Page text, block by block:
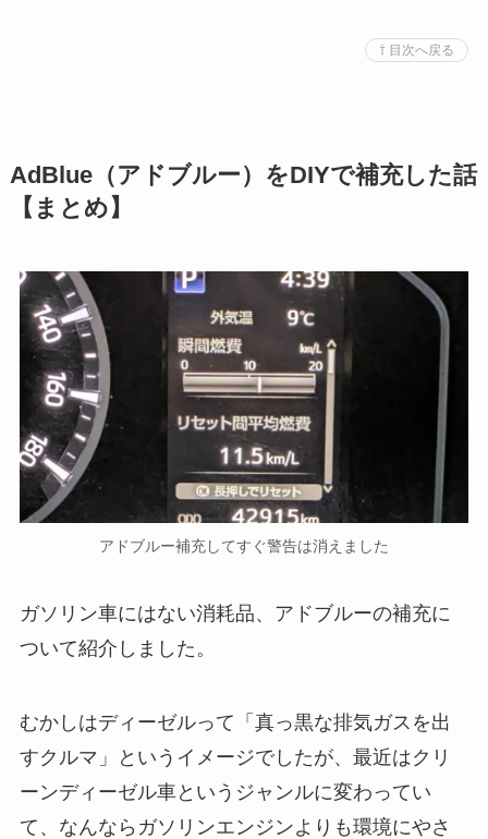
⇧ 目次へ戻る
AdBlue（アドブルー）をDIYで補充した話
【まとめ】
アドブルー補充してすぐ警告は消えました
ガソリン車にはない消耗品、アドブルーの補充に
ついて紹介しました。
むかしはディーゼルって「真っ黒な排気ガスを出
すクルマ」というイメージでしたが、最近はクリ
ーンディーゼル車というジャンルに変わってい
て、なんならガソリンエンジンよりも環境にやさ